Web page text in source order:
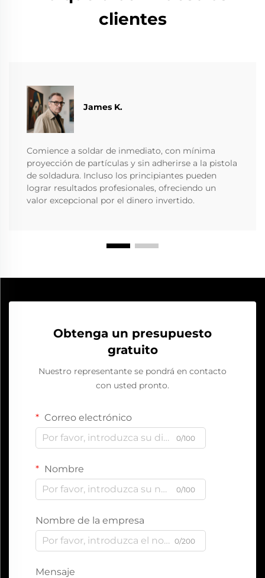
clientes
James K.
Comience a soldar de inmediato, con mínima
proyección de partículas y sin adherirse a la pistola
de soldadura. Incluso los principiantes pueden
lograr resultados profesionales, ofreciendo un
valor excepcional por el dinero invertido.
Obtenga un presupuesto
gratuito
Nuestro representante se pondrá en contacto
con usted pronto.
Correo electrónico
0/100
Nombre
0/100
Nombre de la empresa
0/200
Mensaje